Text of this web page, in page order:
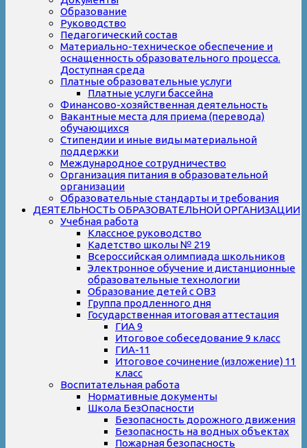
Образование
Руководство
Педагогический состав
Материально-техническое обеспечение и
оснащенность образовательного процесса.
Доступная среда
Платные образовательные услуги
Платные услуги бассейна
Финансово-хозяйственная деятельность
Вакантные места для приема (перевода)
обучающихся
Стипендии и иные виды материальной
поддержки
Международное сотрудничество
Организация питания в образовательной
организации
Образовательные стандарты и требования
ДЕЯТЕЛЬНОСТЬ ОБРАЗОВАТЕЛЬНОЙ ОРГАНИЗАЦИИ
Учебная работа
Классное руководство
Кадетство школы № 219
Всероссийская олимпиада школьников
Электронное обучение и дистанционные
образовательные технологии
Образование детей с ОВЗ
Группа продленного дня
Государственная итоговая аттестация
ГИА 9
Итоговое собеседование 9 класс
ГИА-11
Итоговое сочинение (изложение) 11
класс
Воспитательная работа
Нормативные документы
Школа БезОпасности
Безопасность дорожного движения
Безопасность на водных объектах
Пожарная безопасность